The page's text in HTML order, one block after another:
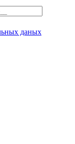
даных